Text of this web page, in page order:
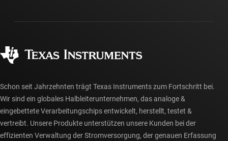
Fertigung
myTI-Konto FAQs
Häufig gestellte Fragen zu Bestellungen
Schon seit Jahrzehnten trägt Texas Instruments zum Fortschritt bei.
Wir sind ein globales Halbleiterunternehmen, das analoge &
eingebettete Verarbeitungschips entwickelt, herstellt, testet &
vertreibt. Unsere Produkte unterstützen unsere Kunden bei der
effizienten Verwaltung der Stromversorgung, der genauen Erfassung